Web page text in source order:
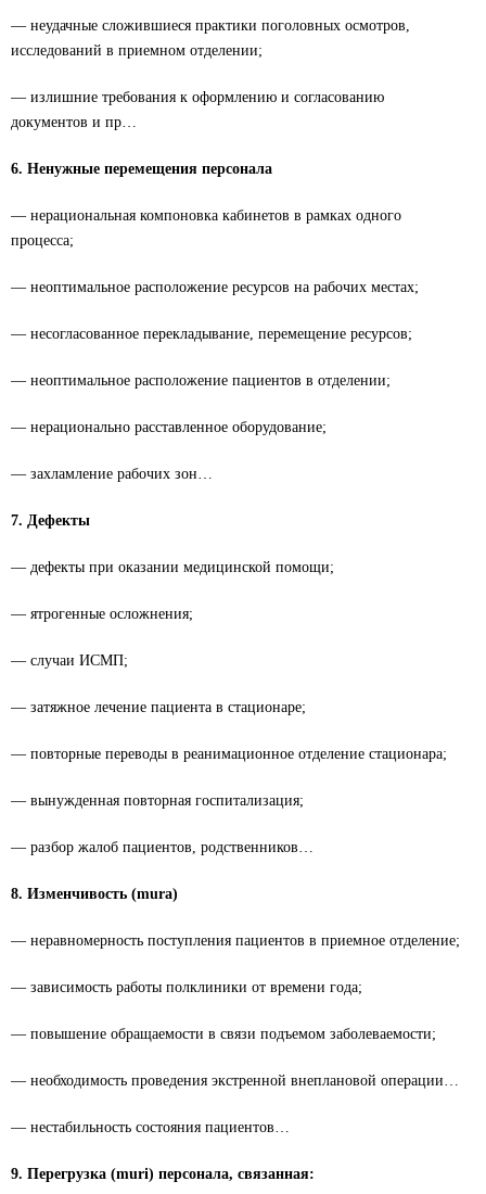
— неудачные сложившиеся практики поголовных осмотров,
исследований в приемном отделении;
— излишние требования к оформлению и согласованию
документов и пр…
6. Ненужные перемещения персонала
— нерациональная компоновка кабинетов в рамках одного
процесса;
— неоптимальное расположение ресурсов на рабочих местах;
— несогласованное перекладывание, перемещение ресурсов;
— неоптимальное расположение пациентов в отделении;
— нерационально расставленное оборудование;
— захламление рабочих зон…
7. Дефекты
— дефекты при оказании медицинской помощи;
— ятрогенные осложнения;
— случаи ИСМП;
— затяжное лечение пациента в стационаре;
— повторные переводы в реанимационное отделение стационара;
— вынужденная повторная госпитализация;
— разбор жалоб пациентов, родственников…
8. Изменчивость (mura)
— неравномерность поступления пациентов в приемное отделение;
— зависимость работы полклиники от времени года;
— повышение обращаемости в связи подъемом заболеваемости;
— необходимость проведения экстренной внеплановой операции…
— нестабильность состояния пациентов…
9. Перегрузка (muri) персонала, связанная: